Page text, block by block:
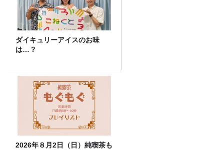
ダイキュリーアイスのお味
は…？
2026年８月2日（日）純喫茶も